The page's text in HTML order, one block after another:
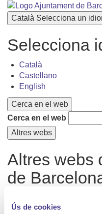
Ús de cookies
Català Selecciona un
Selecciona
Català
Castellano
English
Cerca en el web
Cerca en el web
Altres webs
Altres webs
de
Contacte